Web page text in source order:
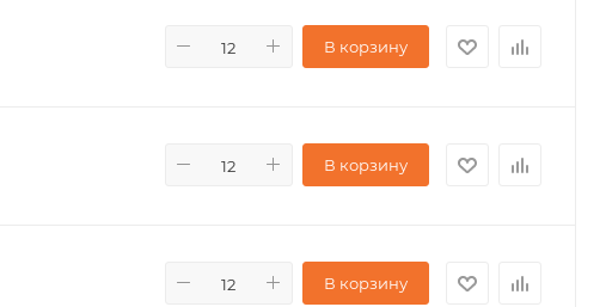
В корзину
В корзину
В корзину